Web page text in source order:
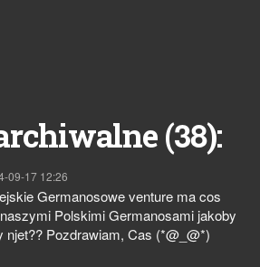
(38):
09-17 12:26
Germanosowe venture ma cos
Polskimi Germanosami jakoby
njet?? Pozdrawiam, Cas (*@_@*)